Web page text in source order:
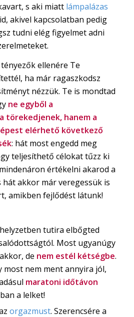
s aki miatt lámpalázas
akivel kapcsolatban pedig
tudni elég figyelmet adni
ellenére Te
ha már ragaszkodsz
nézzük. Te is mondtad
ne egyből a
törekedjenek, hanem a
elérhető következő
: hát most engedd meg
teljesíthető célokat tűzz ki
értékelni akarod a
hát akkor már veregessük is
amikben fejlődést látunk!
tutira elbőgted
Most ugyanúgy
de nem estél kétségbe.
most nem ment annyira jól,
maratoni időtávon
a lelket!
orgazmust. Szerencsére a